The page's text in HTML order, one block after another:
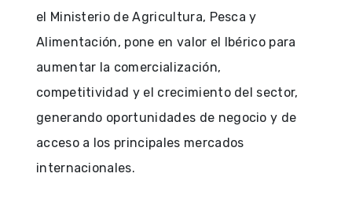
el Ministerio de Agricultura, Pesca y
Alimentación, pone en valor el Ibérico para
aumentar la comercialización,
competitividad y el crecimiento del sector,
generando oportunidades de negocio y de
acceso a los principales mercados
internacionales.